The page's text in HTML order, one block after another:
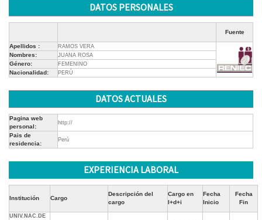
DATOS PERSONALES
Fuente
Apellidos : RAMOS VERA
Nombres: JUANA ROSA
Género: FEMENINO
Nacionalidad: PERÚ
DATOS ACTUALES
Pagina web
personal:
http://
Pais de
residencia:
Perú
EXPERIENCIA LABORAL
Institución Cargo
Descripción del
cargo
Cargo en
I+d+i
Fecha
Inicio
Fecha
Fin
UNIV.NAC.DE